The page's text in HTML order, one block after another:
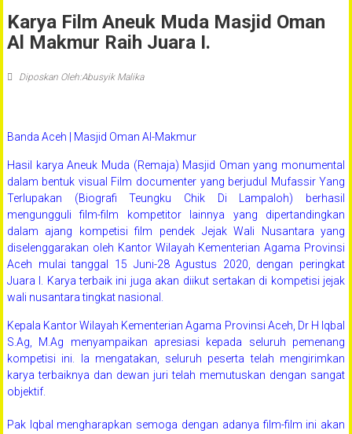
Oman
Al-
Banda
Karya Film Aneuk Muda Masjid Oman
Al Makmur Raih Juara I.
Diposkan Oleh:Abusyik Malika
Banda Aceh | Masjid Oman Al-Makmur
Hasil karya Aneuk Muda (Remaja) Masjid Oman yang monumental
dalam bentuk visual Film documenter yang berjudul Mufassir Yang
Terlupakan (Biografi Teungku Chik Di Lampaloh) berhasil
mengungguli film-film kompetitor lainnya yang dipertandingkan
dalam ajang kompetisi film pendek Jejak Wali Nusantara yang
diselenggarakan oleh Kantor Wilayah Kementerian Agama Provinsi
Aceh mulai tanggal 15 Juni-28 Agustus 2020, dengan peringkat
Juara I. Karya terbaik ini juga akan diikut sertakan di kompetisi jejak
wali nusantara tingkat nasional.
Kepala Kantor Wilayah Kementerian Agama Provinsi Aceh, Dr H Iqbal
S.Ag, M.Ag menyampaikan apresiasi kepada seluruh pemenang
kompetisi ini. Ia mengatakan, seluruh peserta telah mengirimkan
karya terbaiknya dan dewan juri telah memutuskan dengan sangat
objektif.
Pak Iqbal mengharapkan semoga dengan adanya film-film ini akan